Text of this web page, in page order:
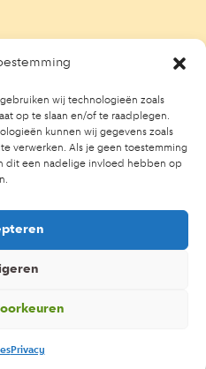
wij technologieën zoals
op te slaan en/of te raadplegen.
kunnen wij gegevens zoals
verwerken. Als je geen toestemming
dit een nadelige invloed hebben op
Privacy
school